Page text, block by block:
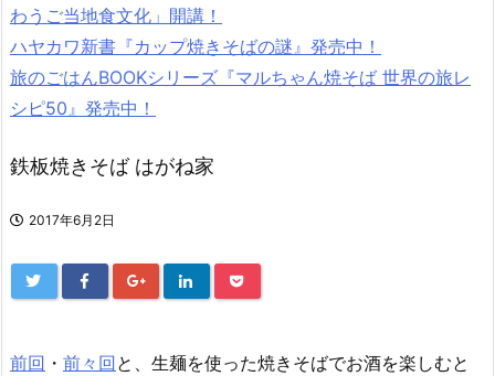
わうご当地食文化」開講！
ハヤカワ新書『カップ焼きそばの謎』発売中！
旅のごはんBOOKシリーズ『マルちゃん焼そば 世界の旅レ
シピ50』発売中！
鉄板焼きそば はがね家
2017年6月2日
前回 ・ 前々回 と、生麺を使った焼きそばでお酒を楽しむと